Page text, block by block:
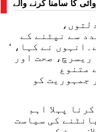
کا سامنا کرنے والے
سے نپٹنے کے
نے کہا، ‘
صحت اور
متنوع
جمہوریت کو
پہلا اہم
کی سیاست